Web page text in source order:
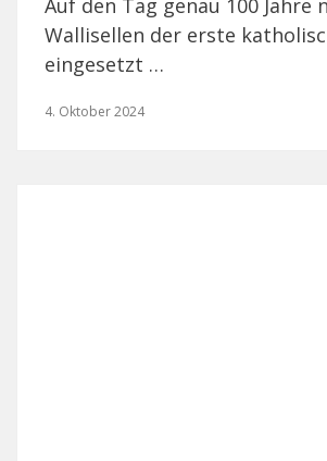
Auf den Tag genau 100 Jahre
Wallisellen der erste
eingesetzt …
4. Oktober 2024